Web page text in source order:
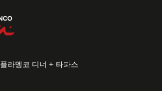
플라멩코 디너 + 타파스